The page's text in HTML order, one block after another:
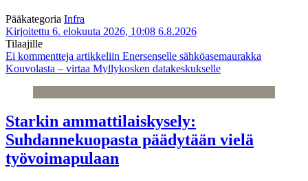
Pääkategoria Infra
Kirjoitettu 6. elokuuta 2026, 10:08 6.8.2026
Tilaajille
Ei kommentteja artikkeliin Enersenselle sähköasemaurakka
Kouvolasta – virtaa Myllykosken datakeskukselle
Starkin ammattilaiskysely:
Suhdannekuopasta päädytään vielä
työvoimapulaan